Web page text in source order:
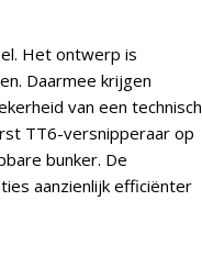
Het ontwerp is
Daarmee krijgen
van een technisch
TT6-versnipperaar op
bunker. De
aanzienlijk efficiënter